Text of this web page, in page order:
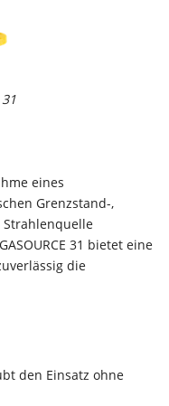
31
eines
Grenzstand-,
Strahlenquelle
31 bietet eine
die
den Einsatz ohne